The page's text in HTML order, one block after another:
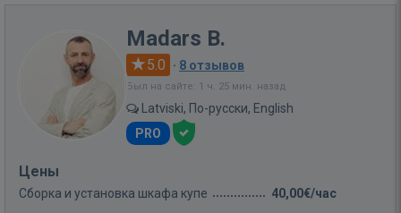
Madars B.
5.0 · 8 отзывов
Был на сайте: 1 ч. 25 мин. назад
Latviski, По-русски, English
PRO
Цены
Сборка и установка шкафа купе 40,00€/час